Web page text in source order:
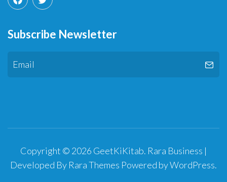
Subscribe Newsletter
Copyright © 2026 GeetKiKitab. Rara Business |
Developed By Rara Themes Powered byWordPress.